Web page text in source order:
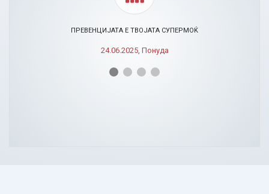
ПРЕВЕНЦИЈАТА Е ТВОЈАТА СУПЕРМОЌ
24.06.2025, Понуда